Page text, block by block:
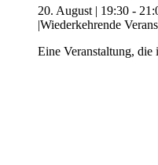
20. August | 19:30 -
|Wiederkehrende
Eine Veranstaltung,